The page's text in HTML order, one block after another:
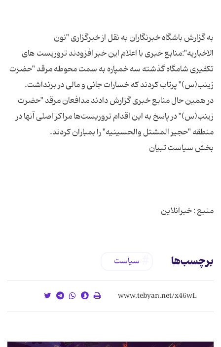
به گزارش باشگاه خبرنگاران به نقل از خبرگزاری "نون
الاخباریه":منابع خبری با اعلام این خبر افزودند تروریست های
تکفیری شامگاه گذشته سه خمپاره به سمت محوطه مرقد "حضرت
در همین حال منابع خبری گزارش دادند مدافعان مرقد "حضرت
زینب(س)" در پاسخ به این اقدام تروریست‌ها مراکز اصلی آنها در
منبع : خبرانلاین
برچسب‌ها سیاست